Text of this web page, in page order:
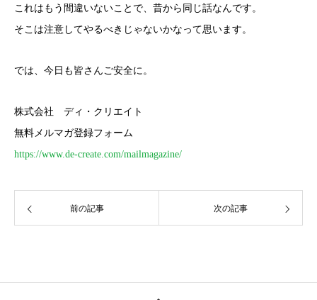
これはもう間違いないことで、昔から同じ話なんです。
そこは注意してやるべきじゃないかなって思います。
では、今日も皆さんご安全に。
株式会社 ディ・クリエイト
無料メルマガ登録フォーム
https://www.de-create.com/mailmagazine/
前の記事 次の記事